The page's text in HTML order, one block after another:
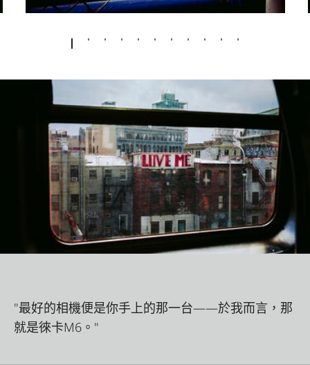
"最好的相機便是你手上的那一台——於我而言，那
就是徠卡M6。"